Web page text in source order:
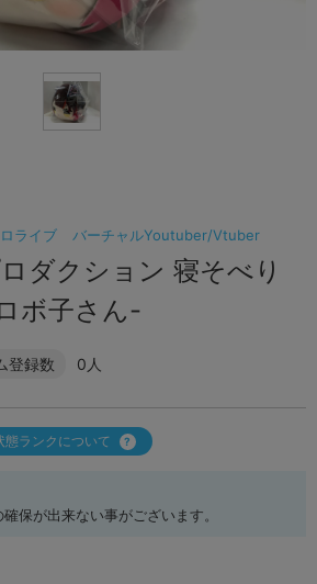
ライブ バーチャルYoutuber/Vtuber
ダクション 寝そべり
ボ子さん-
登録数 0人
態ランクについて
保が出来ない事がございます。